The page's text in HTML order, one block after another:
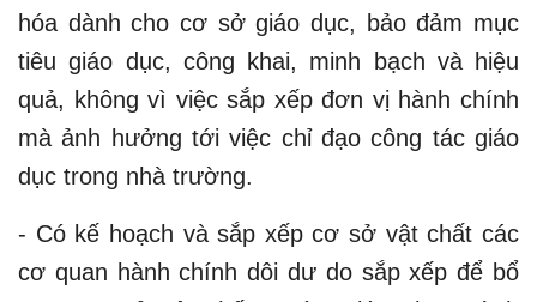
hóa dành cho cơ sở giáo dục, bảo đảm mục
tiêu giáo dục, công khai, minh bạch và hiệu
quả, không vì việc sắp xếp đơn vị hành chính
mà ảnh hưởng tới việc chỉ đạo công tác giáo
dục trong nhà trường.
- Có kế hoạch và sắp xếp cơ sở vật chất các
cơ quan hành chính dôi dư do sắp xếp để bổ